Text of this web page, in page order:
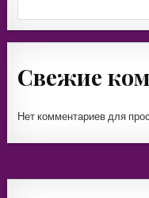
Свежие
Нет комментариев для